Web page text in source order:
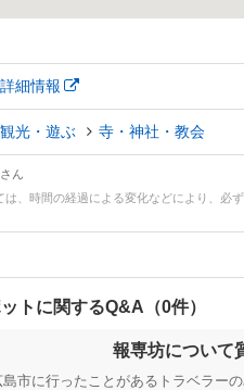
詳細情報
観光・遊ぶ 寺・神社・教会
さん
は、時間の経過による変化などにより、必
トに関するQ&A（0件）
報専坊について
島市に行ったことがあるトラベラー